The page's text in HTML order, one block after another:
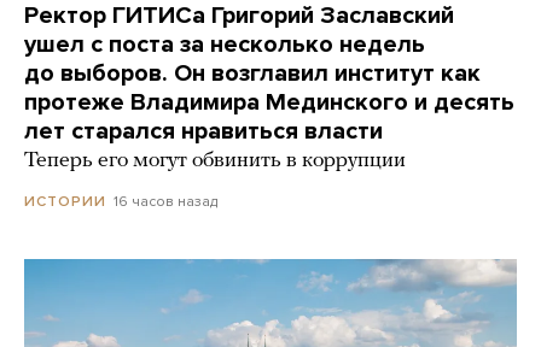
Ректор ГИТИСа Григорий Заславский
ушел с поста за несколько недель
до выборов. Он возглавил институт как
протеже Владимира Мединского и десять
лет старался нравиться власти
Теперь его могут обвинить в коррупции
ИСТОРИИ 16 часов назад